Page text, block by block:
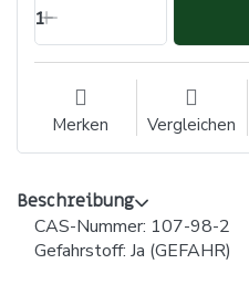
1
Merken Vergleichen
Beschreibung
CAS-Nummer: 107-98-2
Gefahrstoff: Ja (GEFAHR)